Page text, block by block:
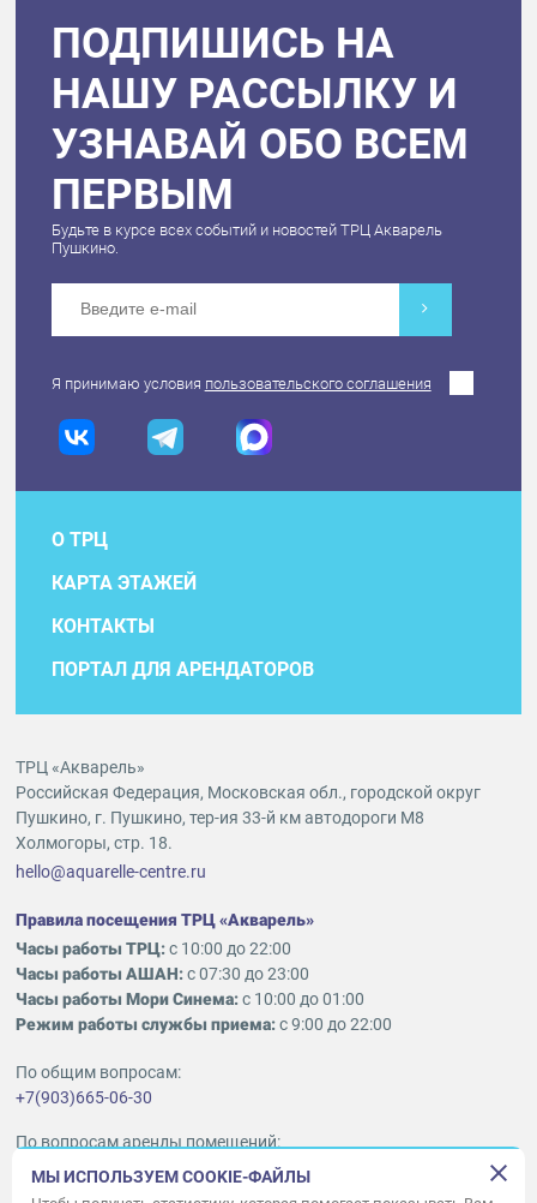
ПОДПИШИСЬ НА
НАШУ РАССЫЛКУ И
УЗНАВАЙ ОБО ВСЕМ
ПЕРВЫМ
Будьте в курсе всех событий и новостей ТРЦ Акварель
Пушкино.
Я принимаю условия пользовательского соглашения
О ТРЦ
КАРТА ЭТАЖЕЙ
КОНТАКТЫ
ПОРТАЛ ДЛЯ АРЕНДАТОРОВ
ТРЦ «Акварель»
Российская Федерация, Московская обл., городской округ
Пушкино, г. Пушкино, тер-ия 33-й км автодороги М8
Холмогоры, стр. 18.
hello@aquarelle-centre.ru
Правила посещения ТРЦ «Акварель»
Часы работы ТРЦ:с 10:00 до 22:00
Часы работы АШАН:с 07:30 до 23:00
Часы работы Мори Синема:с 10:00 до 01:00
Режим работы службы приема:с 9:00 до 22:00
По общим вопросам:
+7(903)665-06-30
По вопросам аренды помещений:
ukleykina@nhood.com
+7(903)665-98-78
МЫ ИСПОЛЬЗУЕМ COOKIE-ФАЙЛЫ